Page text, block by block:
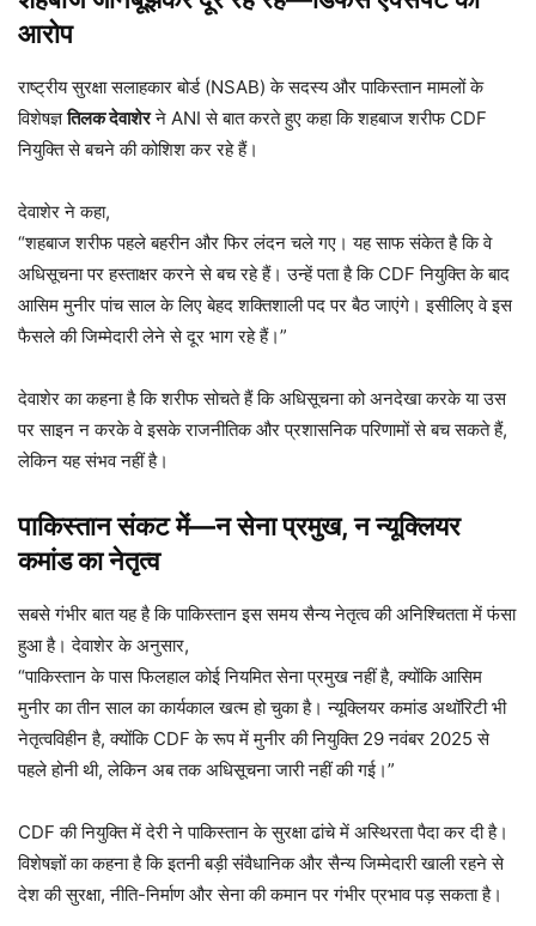
आरोप
राष्ट्रीय सुरक्षा सलाहकार बोर्ड (NSAB) के सदस्य और पाकिस्तान मामलों के
विशेषज्ञतिलक देवाशेरने ANI से बात करते हुए कहा कि शहबाज शरीफ CDF
नियुक्ति से बचने की कोशिश कर रहे हैं।
देवाशेर ने कहा,
“शहबाज शरीफ पहले बहरीन और फिर लंदन चले गए। यह साफ संकेत है कि वे
अधिसूचना पर हस्ताक्षर करने से बच रहे हैं। उन्हें पता है कि CDF नियुक्ति के बाद
आसिम मुनीर पांच साल के लिए बेहद शक्तिशाली पद पर बैठ जाएंगे। इसीलिए वे इस
फैसले की जिम्मेदारी लेने से दूर भाग रहे हैं।”
देवाशेर का कहना है कि शरीफ सोचते हैं कि अधिसूचना को अनदेखा करके या उस
पर साइन न करके वे इसके राजनीतिक और प्रशासनिक परिणामों से बच सकते हैं,
लेकिन यह संभव नहीं है।
पाकिस्तान संकट में—न सेना प्रमुख, न न्यूक्लियर
कमांड का नेतृत्व
सबसे गंभीर बात यह है कि पाकिस्तान इस समय सैन्य नेतृत्व की अनिश्चितता में फंसा
हुआ है। देवाशेर के अनुसार,
“पाकिस्तान के पास फिलहाल कोई नियमित सेना प्रमुख नहीं है, क्योंकि आसिम
मुनीर का तीन साल का कार्यकाल खत्म हो चुका है। न्यूक्लियर कमांड अथॉरिटी भी
नेतृत्वविहीन है, क्योंकि CDF के रूप में मुनीर की नियुक्ति 29 नवंबर 2025 से
पहले होनी थी, लेकिन अब तक अधिसूचना जारी नहीं की गई।”
CDF की नियुक्ति में देरी ने पाकिस्तान के सुरक्षा ढांचे में अस्थिरता पैदा कर दी है।
विशेषज्ञों का कहना है कि इतनी बड़ी संवैधानिक और सैन्य जिम्मेदारी खाली रहने से
देश की सुरक्षा, नीति-निर्माण और सेना की कमान पर गंभीर प्रभाव पड़ सकता है।